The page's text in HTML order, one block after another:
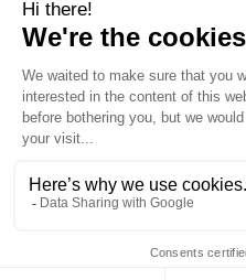
2026Swiftask.